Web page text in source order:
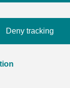
Deny tracking